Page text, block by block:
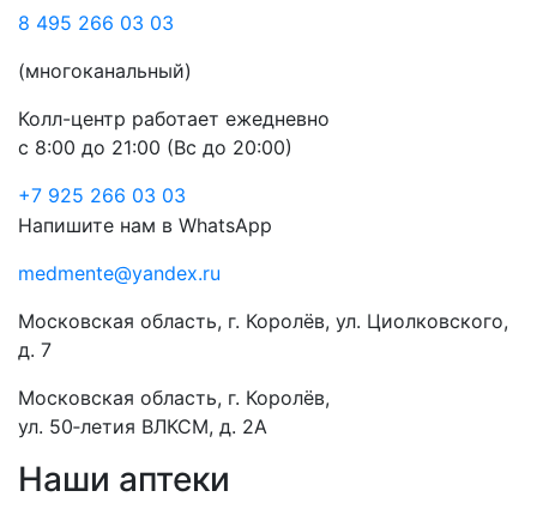
8 495 266 03 03
(многоканальный)
Колл-центр работает ежедневно
с 8:00 до 21:00 (Вс до 20:00)
+7 925 266 03 03
Напишите нам в WhatsApp
medmente@yandex.ru
Московская область, г. Королёв, ул. Циолковского,
д. 7
Московская область, г. Королёв,
ул. 50‑летия ВЛКСМ, д. 2А
Наши аптеки